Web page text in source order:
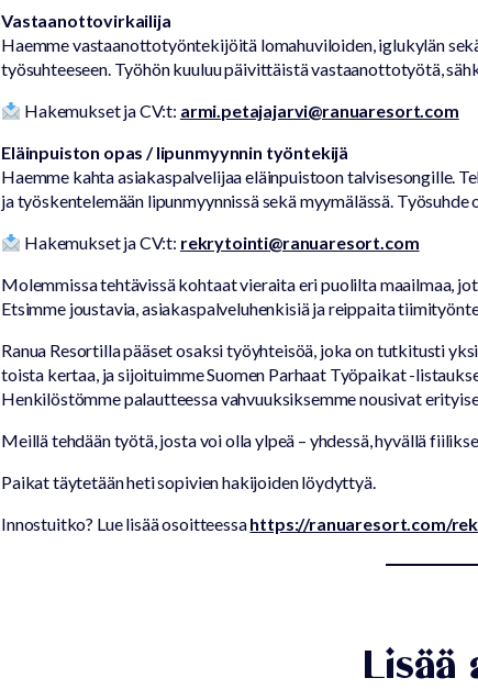
Hoivaeläintoiminta
Varainhankintaa
Camping
Ranuanjärvi
Vastaanottovirkailija
Haemme vastaanottotyöntekijöitä lomahuviloiden, iglukylän
työsuhteeseen. Työhön kuuluu päivittäistä vastaanottotyötä,
Hakemukset ja CV:t: armi.petajajarvi@ranuaresort.com
Eläinpuiston opas / lipunmyynnin työntekijä
Haemme kahta asiakaspalvelijaa eläinpuistoon talvisesongille.
ja työskentelemään lipunmyynnissä sekä myymälässä.
Hakemukset ja CV:t: rekrytointi@ranuaresort.com
Molemmissa tehtävissä kohtaat vieraita eri puolilta maailmaa,
Etsimme joustavia, asiakaspalveluhenkisiä ja reippaita
Ranua Resortilla pääset osaksi työyhteisöä, joka on tutkitusti
toista kertaa, ja sijoituimme Suomen Parhaat Työpaikat -
Henkilöstömme palautteessa vahvuuksiksemme nousivat
Meillä tehdään työtä, josta voi olla ylpeä – yhdessä, hyvällä
Paikat täytetään heti sopivien hakijoiden löydyttyä.
Innostuitko? Lue lisää osoitteessahttps://ranuaresort.com/
Lisää